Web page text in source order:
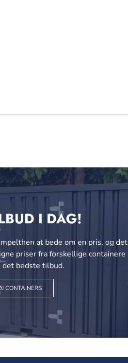
I DAG!
at bede om en pris, og det
priser fra forskellige containere
det bedste tilbud.
CONTAINERS